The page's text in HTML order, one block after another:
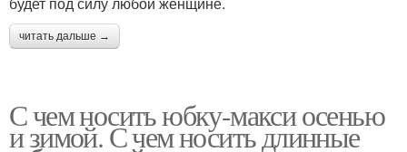
читать дальше →
С чем носить юбку-макси осенью
и зимой. С чем носить длинные